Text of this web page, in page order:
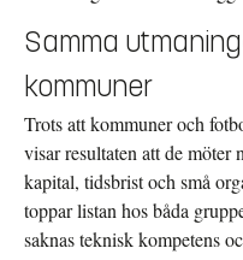
Samma
kommuner
Trots att kommuner och
visar resultaten att de möter
kapital, tidsbrist och små
toppar listan hos båda
saknas teknisk kompetens